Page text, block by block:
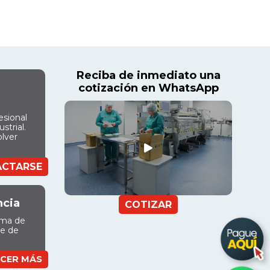
de
de
MÁS
Reciba de inmediato una
cotización en WhatsApp
COTIZAR